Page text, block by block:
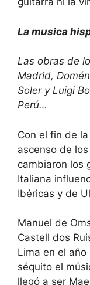
La musica
Las obras de
Madrid,
Soler y Luigi
Perú…
Con el fin de
ascenso de
cambiaron los
Italiana
Ibéricas y de
Manuel de
Castell dos
Lima en el
séquito el
llegó a ser